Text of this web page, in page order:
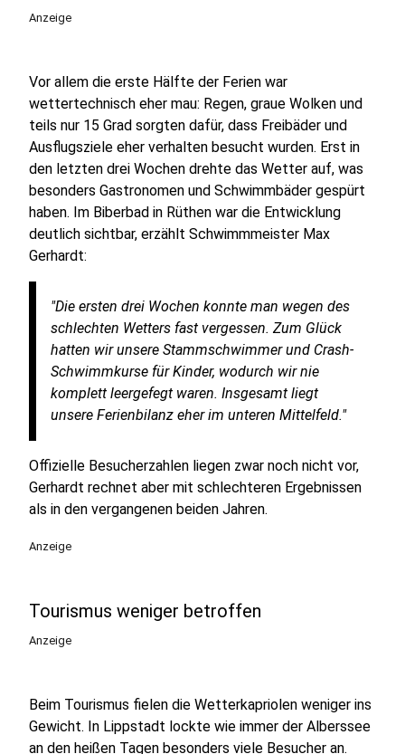
Anzeige
Vor allem die erste Hälfte der Ferien war
wettertechnisch eher mau: Regen, graue Wolken und
teils nur 15 Grad sorgten dafür, dass Freibäder und
Ausflugsziele eher verhalten besucht wurden. Erst in
den letzten drei Wochen drehte das Wetter auf, was
besonders Gastronomen und Schwimmbäder gespürt
haben. Im Biberbad in Rüthen war die Entwicklung
deutlich sichtbar, erzählt Schwimmmeister Max
Gerhardt:
"Die ersten drei Wochen konnte man wegen des
schlechten Wetters fast vergessen. Zum Glück
hatten wir unsere Stammschwimmer und Crash-
Schwimmkurse für Kinder, wodurch wir nie
komplett leergefegt waren. Insgesamt liegt
unsere Ferienbilanz eher im unteren Mittelfeld."
Offizielle Besucherzahlen liegen zwar noch nicht vor,
Gerhardt rechnet aber mit schlechteren Ergebnissen
als in den vergangenen beiden Jahren.
Anzeige
Tourismus weniger betroffen
Anzeige
Beim Tourismus fielen die Wetterkapriolen weniger ins
Gewicht. In Lippstadt lockte wie immer der Alberssee
an den heißen Tagen besonders viele Besucher an.